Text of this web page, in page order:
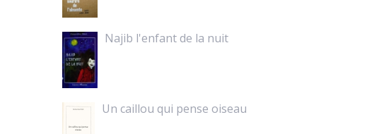
Najib l'enfant de la nuit
Un caillou qui pense oiseau